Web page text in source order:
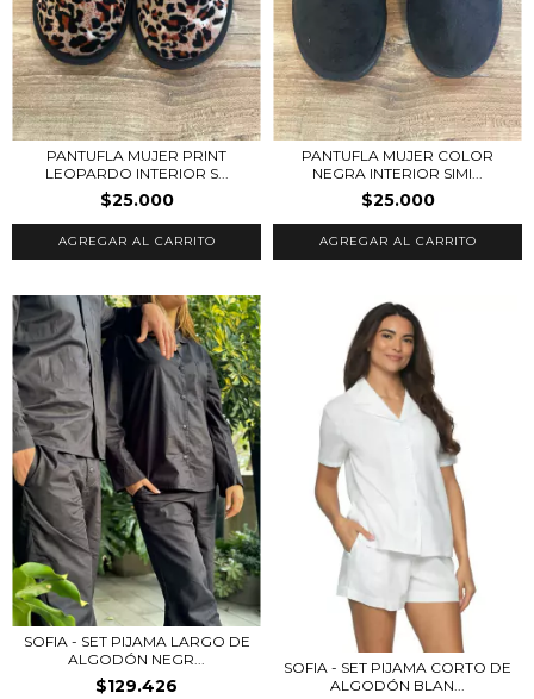
PANTUFLA MUJER PRINT
LEOPARDO INTERIOR S...
$25.000
AGREGAR AL CARRITO
PANTUFLA MUJER COLOR
NEGRA INTERIOR SIMI...
$25.000
AGREGAR AL CARRITO
SOFIA - SET PIJAMA LARGO DE
ALGODÓN NEGR...
$129.426
SOFIA - SET PIJAMA CORTO DE
ALGODÓN BLAN...